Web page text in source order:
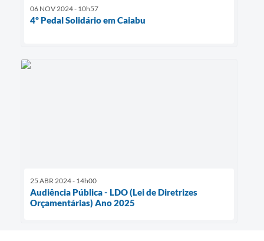
06 NOV 2024 - 10h57
4º Pedal Solidário em Caiabu
25 ABR 2024 - 14h00
Audiência Pública - LDO (Lei de Diretrizes
Orçamentárias) Ano 2025